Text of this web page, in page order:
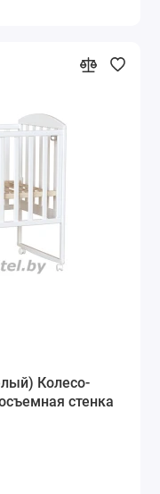
Колесо-
стенка